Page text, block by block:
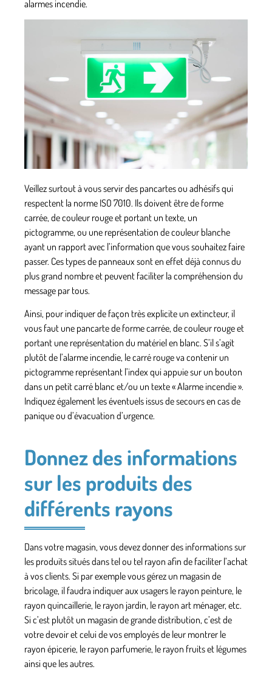
alarmes incendie.
Veillez surtout à vous servir des pancartes ou adhésifs qui
respectent la norme ISO 7010. Ils doivent être de forme
carrée, de couleur rouge et portant un texte, un
pictogramme, ou une représentation de couleur blanche
ayant un rapport avec l’information que vous souhaitez faire
passer. Ces types de panneaux sont en effet déjà connus du
plus grand nombre et peuvent faciliter la compréhension du
message par tous.
Ainsi, pour indiquer de façon très explicite un extincteur, il
vous faut une pancarte de forme carrée, de couleur rougeet
portant une représentation du matériel en blanc. S’il s’agit
plutôt de l’alarme incendie, le carré rouge va contenir un
pictogramme représentant l’index qui appuie sur un bouton
dans un petit carré blanc et/ou un texte « Alarme incendie ».
Indiquez également les éventuels issus de secours en cas de
panique ou d’évacuation d’urgence.
Donnez des informations
sur les produits des
différents rayons
Dans votre magasin, vous devez donner des informations sur
les produits situés dans tel ou tel rayon afin de faciliter l’achat
à vos clients. Si par exemple vous gérez un magasin de
bricolage, il faudra indiquer aux usagers le rayon peinture, le
rayon quincaillerie, le rayon jardin, le rayon art ménager, etc.
Si c’est plutôt un magasin de grande distribution, c’est de
votre devoir et celui de vos employés de leur montrer le
rayon épicerie, le rayon parfumerie, le rayon fruits et légumes
ainsi que les autres.